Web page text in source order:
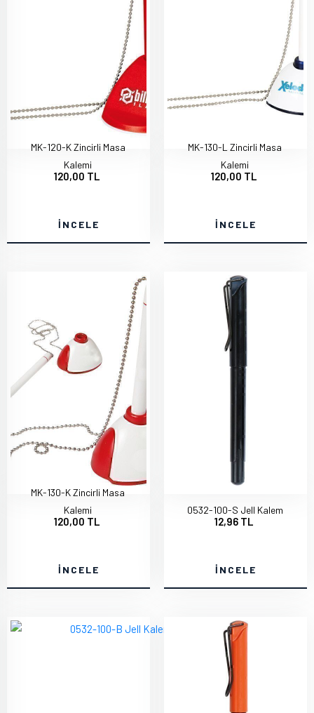
MK-120-K Zincirli Masa
Kalemi
120,00 TL
İNCELE
MK-130-L Zincirli Masa
Kalemi
120,00 TL
İNCELE
MK-130-K Zincirli Masa
Kalemi
120,00 TL
İNCELE
0532-100-S Jell Kalem
12,96 TL
İNCELE